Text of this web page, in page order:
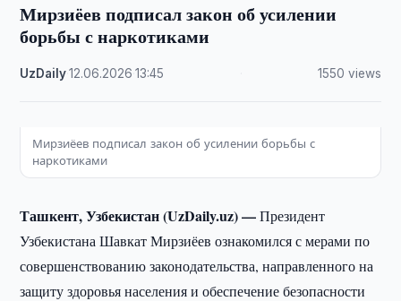
Мирзиёев подписал закон об усилении
борьбы с наркотиками
UzDaily·12.06.2026 ·13:45 1550 views
Мирзиёев подписал закон об усилении борьбы с
наркотиками
Ташкент, Узбекистан (UzDaily.uz) —Президент
Узбекистана Шавкат Мирзиёев ознакомился с мерами по
совершенствованию законодательства, направленного на
защиту здоровья населения и обеспечение безопасности